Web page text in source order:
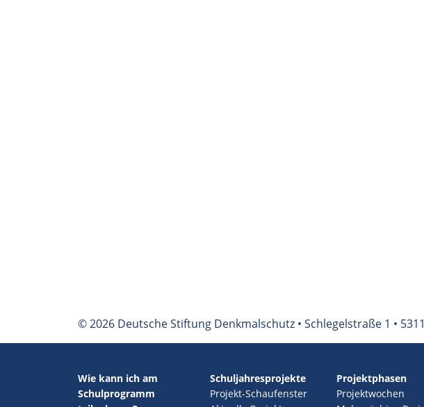
© 2026 Deutsche Stiftung Denkmalschutz • Schlegelstraße 1 •
Wie kann ich am
Schulprogramm
Schuljahresprojekte
Projekt-Schaufenster
Projektphasen
Projektwochen